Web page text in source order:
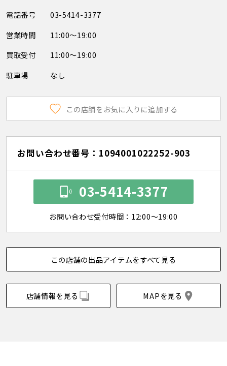
電話番号
03-5414-3377
営業時間
11:00～19:00
買取受付
11:00～19:00
駐車場
なし
この店舗をお気に入りに追加する
お問い合わせ番号：1094001022252-903
03-5414-3377
お問い合わせ受付時間：12:00～19:00
この店舗の出品アイテムをすべて見る
店舗情報を見る MAPを見る